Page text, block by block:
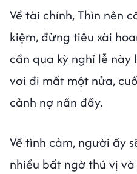
Về tài chính, Thìn nên
kiệm, đừng tiêu xài
cần qua kỳ nghỉ lễ
vơi đi mất một nửa,
cảnh nợ nần đấy.
Về tình cảm, người ấy
nhiều bất ngờ thú vị